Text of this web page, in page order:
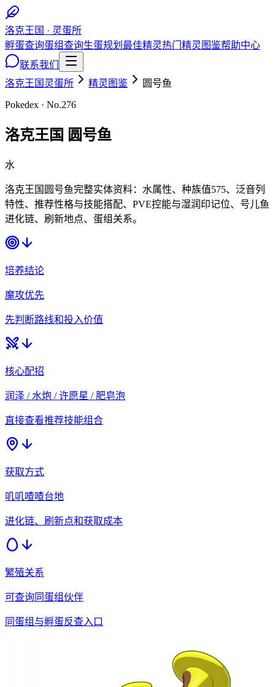
洛克王国 · 灵蛋所
孵蛋查询蛋组查询生蛋规划 最佳精灵热门精灵图鉴帮助中心
联系我们
洛克王国灵蛋所
精灵图鉴 圆号鱼
Pokedex · No.276
洛克王国 圆号鱼
水
洛克王国圆号鱼完整实体资料：水属性、种族值575、泛音列
特性、推荐性格与技能搭配、PVE控能与湿润印记位、号儿鱼
进化链、刷新地点、蛋组关系。
培养结论
魔攻优先
先判断路线和投入价值
核心配招
润泽 / 水炮 / 许愿星 / 肥皂泡
直接查看推荐技能组合
获取方式
叽叽喳喳台地
进化链、刷新点和获取成本
繁殖关系
可查询同蛋组伙伴
同蛋组与孵蛋反查入口